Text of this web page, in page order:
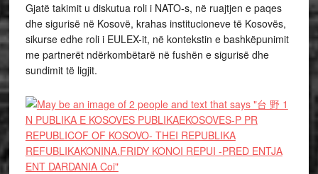
Gjatë takimit u diskutua roli i NATO-s, në ruajtjen e paqes
dhe sigurisë në Kosovë, krahas institucioneve të Kosovës,
sikurse edhe roli i EULEX-it, në kontekstin e bashkëpunimit
me partnerët ndërkombëtarë në fushën e sigurisë dhe
sundimit të ligjit.